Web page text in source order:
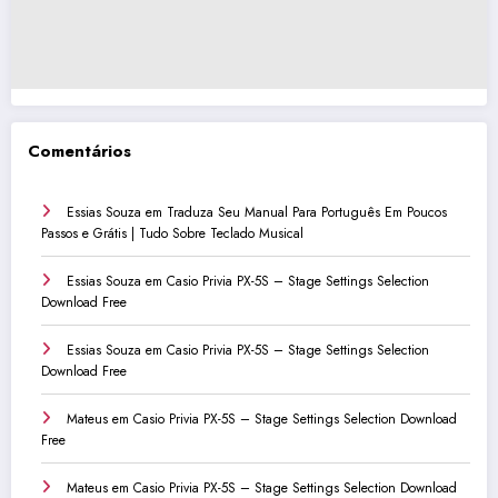
Comentários
Essias Souza em Traduza Seu Manual Para Português Em Poucos
Passos e Grátis | Tudo Sobre Teclado Musical
Essias Souza em Casio Privia PX-5S – Stage Settings Selection
Download Free
Essias Souza em Casio Privia PX-5S – Stage Settings Selection
Download Free
Mateus em Casio Privia PX-5S – Stage Settings Selection Download
Free
Mateus em Casio Privia PX-5S – Stage Settings Selection Download